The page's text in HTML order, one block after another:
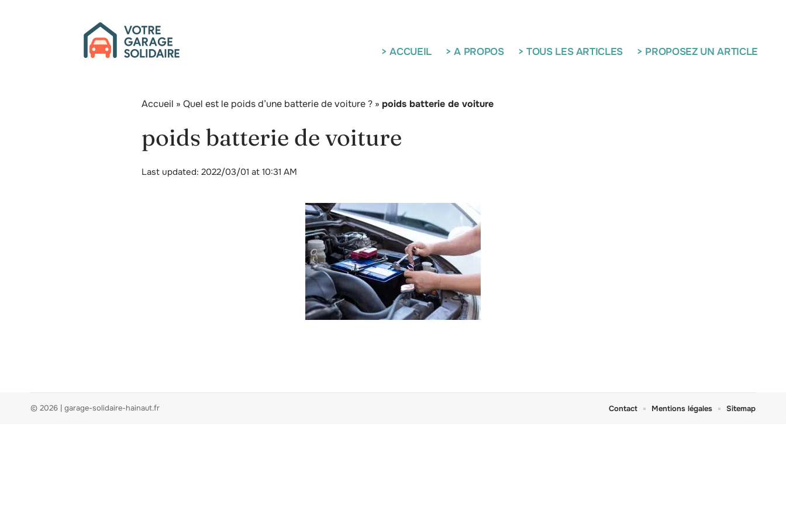
> ACCUEIL > A PROPOS > TOUS LES ARTICLES > PROPOSEZ UN ARTICLE
Accueil » Quel est le poids d’une batterie de voiture ? » poids batterie de voiture
poids batterie de voiture
Last updated: 2022/03/01 at 10:31 AM
© 2026 | garage-solidaire-hainaut.fr Contact Mentions légales Sitemap